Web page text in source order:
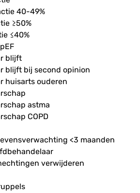
40-49%
≥50%
≤40%
blijft
blijft bij second opinion
huisarts ouderen
astma
COPD
<3 maanden
verwijderen